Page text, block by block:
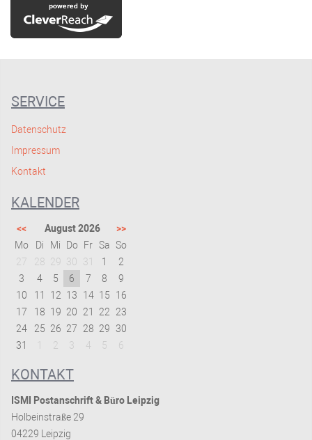
SERVICE
Datenschutz
Impressum
Kontakt
KALENDER
<< August 2026
>>
Mo
Di Mi Do Fr Sa So
27
28 29 30 31 1
2
3
4 5 6 7 8
9
10
11 12 13 14 15
16
17
18 19 20 21 22
23
24
25 26 27 28 29 30
31
2 3 4 5 6
KONTAKT
ISMI Postanschrift & Büro Leipzig
Holbeinstraße 29
04229 Leipzig